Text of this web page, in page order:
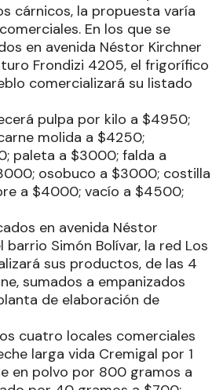
cárnicos, la propuesta varía
En los que se
en avenida Néstor Kirchner
Frondizi 4205, el frigorífico
comercializará su listado
pulpa por kilo a $4950;
molida a $4250;
paleta a $3000; falda a
osobuco a $3000; costilla
a $4000; vacío a $4500;
en avenida Néstor
Simón Bolívar, la red Los
sus productos, de las 4
sumados a empanizados
de elaboración de
cuatro locales comerciales
larga vida Cremigal por 1
en polvo por 800 gramos a